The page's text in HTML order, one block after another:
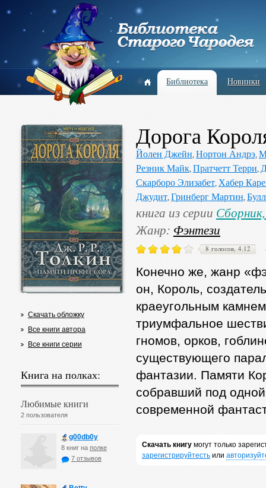
Библиотека Новинки
Скачать обложку
Все книги автора
Все книги серии
Книга на полках:
Любимые книги
2 пользователя
g00db0y
8 книг на полке
7 отзывов
Дорога
Йолен Джейн, Нортон Андрэ,
Резник Майк, Пратчетт Терри,
Скарборо Элизабет, Хабер
Джудит, Гринберг Мартин,
книга из серии
Жанр: Фэнтези
8 голосов, 4.12
Конечно же, жанр
он, Король,
краеугольным
триумфальное
гномов, орков,
существующего
фантазии. Памяти
собравший под
современной
Скачать книгумогут только
зарегистрируйтестьили